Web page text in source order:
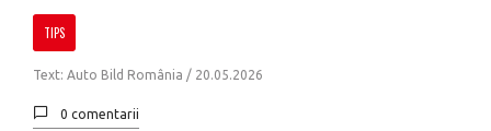
TIPS
Text: Auto Bild România / 20.05.2026
0 comentarii